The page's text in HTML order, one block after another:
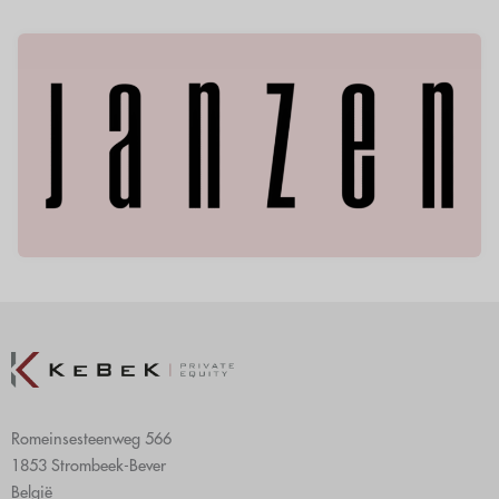
Romeinsesteenweg 566
1853 Strombeek-Bever
België